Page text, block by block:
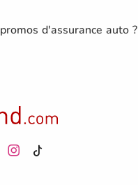
d'assurance auto ?